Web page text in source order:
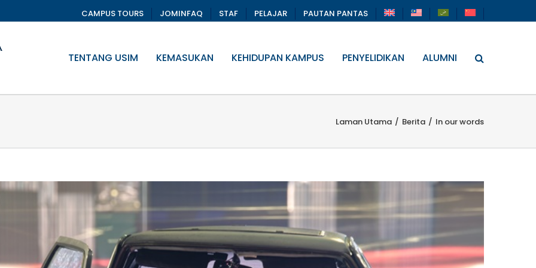
CAMPUS TOURS JOMINFAQ STAF PELAJAR PAUTAN PANTAS
TENTANG USIM KEMASUKAN KEHIDUPAN KAMPUS PENYELIDIKAN ALUMNI
Laman Utama / Berita / In our words